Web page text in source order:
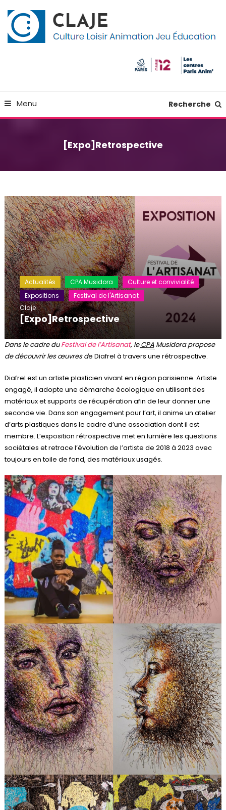
To
Content
Menu Recherche
[Expo]Retrospective
Actualités CPA Musidora
Culture et convivialité
Expositions
Festival de l'Artisanat
Claje
[Expo]Retrospective
Dans le cadre duFestival de l’Artisanat, leCPAMusidora propose
de découvrir les œuvres de Diafrel à travers une rétrospective.
Diafrel est un artiste plasticien vivant en région parisienne. Artiste
engagé, il adopte une démarche écologique en utilisant des
matériaux et supports de récupération afin de leur donner une
seconde vie. Dans son engagement pour l’art, il anime un atelier
d’arts plastiques dans le cadre d’une association dont il est
membre. L’exposition rétrospective met en lumière les questions
sociétales et retrace l’évolution de l’artiste de 2018 à 2023 avec
toujours en toile de fond, des matériaux usagés.